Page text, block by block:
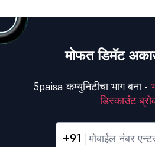
मोफत डिमॅट
5paisa कम्युनिटीचा भाग बना -
डिस्काउंट
+91